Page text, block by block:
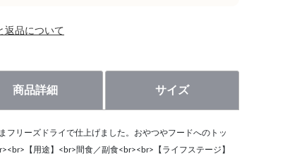
返品について
商品詳細 サイズ
フリーズドライで仕上げました。おやつやフードへのトッ
【用途】<br>間食／副食<br><br>【ライフステージ】